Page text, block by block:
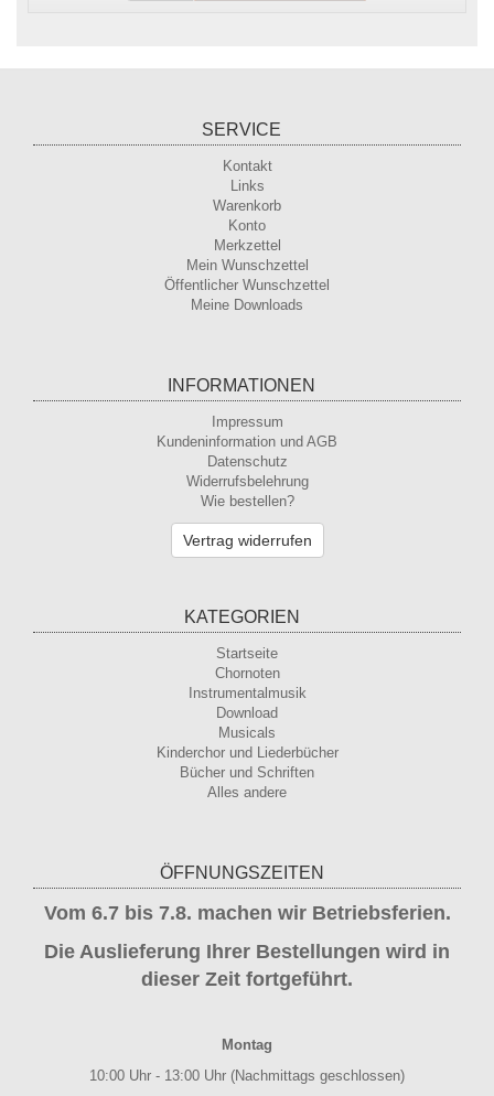
SERVICE
Kontakt
Links
Warenkorb
Konto
Merkzettel
Mein Wunschzettel
Öffentlicher Wunschzettel
Meine Downloads
INFORMATIONEN
Impressum
Kundeninformation und AGB
Datenschutz
Widerrufsbelehrung
Wie bestellen?
Vertrag widerrufen
KATEGORIEN
Startseite
Chornoten
Instrumentalmusik
Download
Musicals
Kinderchor und Liederbücher
Bücher und Schriften
Alles andere
ÖFFNUNGSZEITEN
Vom 6.7 bis 7.8. machen wir Betriebsferien.
Die Auslieferung Ihrer Bestellungen wird in
dieser Zeit fortgeführt.
Montag
10:00 Uhr - 13:00 Uhr (Nachmittags geschlossen)